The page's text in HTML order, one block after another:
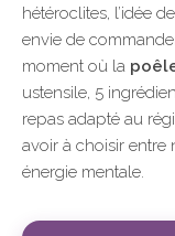
hétéroclites, l’idée
envie de
moment où la
ustensile, 5
repas adapté au
avoir à choisir entre
énergie mentale.